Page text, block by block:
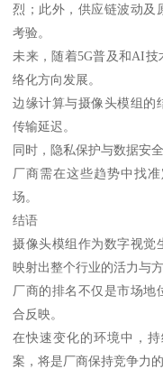
烈；此外，供应链波动及
考验。
未来，随着5G普及和AI
络化方向发展。
边缘计算与摄像头模组的
传输延迟。
同时，隐私保护与数据安
厂商需在这些趋势中找
场。
结语
摄像头模组作为数字视觉
映射出整个行业的活力与方
厂商的排名不仅是市场地
合反映。
在快速变化的环境中，
案，将是厂商保持竞争力的